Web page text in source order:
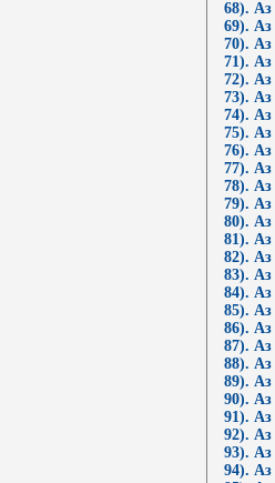
68). Аз
69). Аз
70). Аз
71). Аз
72). Аз
73). Аз
74). Аз
75). Аз
76). Аз
77). Аз
78). Аз
79). Аз
80). Аз
81). Аз
82). Аз
83). Аз
84). Аз
85). Аз
86). Аз
87). Аз
88). Аз
89). Аз
90). Аз
91). Аз
92). Аз
93). Аз
94). Аз